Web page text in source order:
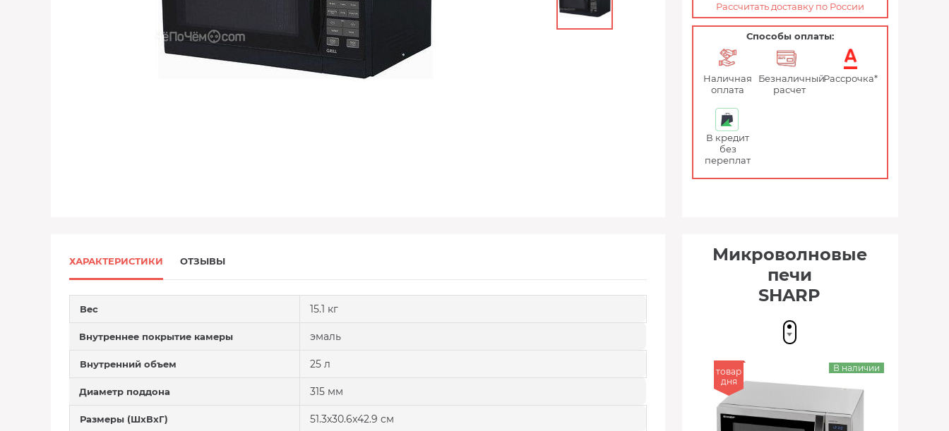
Рассчитать доставку по России
Способы оплаты:
Наличная
оплата
Безналичный
расчет
Рассрочка*
В кредит
без
переплат
ХАРАКТЕРИСТИКИ ОТЗЫВЫ
Вес 15.1 кг
Внутреннее покрытие камеры эмаль
Внутренний объем 25 л
Диаметр поддона 315 мм
Размеры (ШxВxГ) 51.3x30.6x42.9 cм
Микроволновые
печи
SHARP
товар
дня
В наличии